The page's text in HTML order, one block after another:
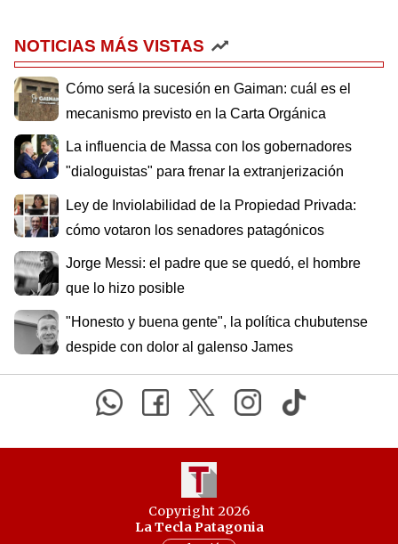
NOTICIAS MÁS VISTAS
Cómo será la sucesión en Gaiman: cuál es el
mecanismo previsto en la Carta Orgánica
La influencia de Massa con los gobernadores
"dialoguistas" para frenar la extranjerización
Ley de Inviolabilidad de la Propiedad Privada:
cómo votaron los senadores patagónicos
Jorge Messi: el padre que se quedó, el hombre
que lo hizo posible
"Honesto y buena gente", la política chubutense
despide con dolor al galenso James
Copyright 2026
La Tecla Patagonia